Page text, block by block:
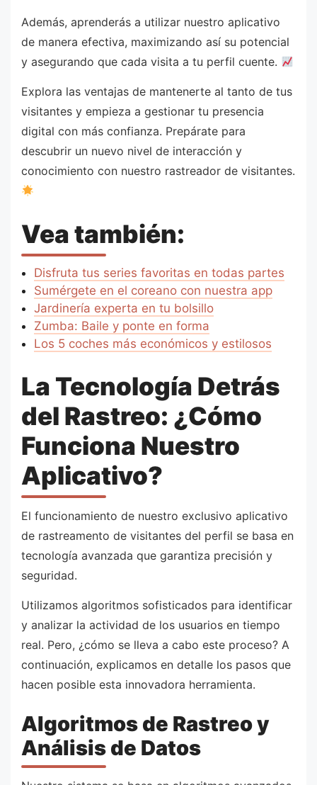
Además, aprenderás a utilizar nuestro aplicativo
de manera efectiva, maximizando así su potencial
y asegurando que cada visita a tu perfil cuente.
Explora las ventajas de mantenerte al tanto de tus
visitantes y empieza a gestionar tu presencia
digital con más confianza. Prepárate para
descubrir un nuevo nivel de interacción y
conocimiento con nuestro rastreador de visitantes.
Vea también:
Disfruta tus series favoritas en todas partes
Sumérgete en el coreano con nuestra app
Jardinería experta en tu bolsillo
Zumba: Baile y ponte en forma
Los 5 coches más económicos y estilosos
La Tecnología Detrás
del Rastreo: ¿Cómo
Funciona Nuestro
Aplicativo?
El funcionamiento de nuestro exclusivo aplicativo
de rastreamento de visitantes del perfil se basa en
tecnología avanzada que garantiza precisión y
seguridad.
Utilizamos algoritmos sofisticados para identificar
y analizar la actividad de los usuarios en tiempo
real. Pero, ¿cómo se lleva a cabo este proceso? A
continuación, explicamos en detalle los pasos que
hacen posible esta innovadora herramienta.
Algoritmos de Rastreo y
Análisis de Datos